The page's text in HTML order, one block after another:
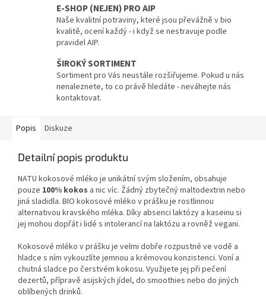
E-SHOP (NEJEN) PRO AIP
Naše kvalitní potraviny, které jsou převážně v bio
kvalitě, ocení každý - i když se nestravuje podle
pravidel AIP.
ŠIROKÝ SORTIMENT
Sortiment pro Vás neustále rozšiřujeme. Pokud u nás
nenaleznete, to co právě hledáte - neváhejte nás
kontaktovat.
Popis Diskuze
Detailní popis produktu
NATU kokosové mléko je unikátní svým složením, obsahuje
pouze 100% kokos a nic víc. Žádný zbytečný maltodextrin nebo
jiná sladidla. BIO kokosové mléko v prášku je rostlinnou
alternativou kravského mléka. Díky absenci laktózy a kaseinu si
jej mohou dopřát i lidé s intolerancí na laktózu a rovněž vegani.
Kokosové mléko v prášku je velmi dobře rozpustné ve vodě a
hladce s ním vykouzlíte jemnou a krémovou konzistenci. Voní a
chutná sladce po čerstvém kokosu. Využijete jej při pečení
dezertů, přípravě asijských jídel, do smoothies nebo do jiných
oblíbených drinků.